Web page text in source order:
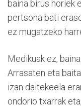
baina birus horiek
pertsona bati
ez mugatzeko
Medikuak ez,
Arrasaten eta
izan daitekeela
ondorio txarrak